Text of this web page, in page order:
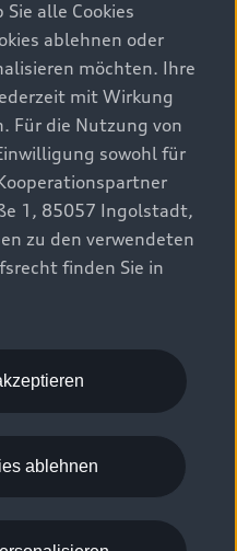
Energieeffizienz
Act
alle Cookies
ablehnen oder
möchten. Ihre
mit Wirkung
Für die Nutzung von
sowohl für
1, 85057 Ingolstadt,
zu den verwendeten
finden Sie in
ablehnen